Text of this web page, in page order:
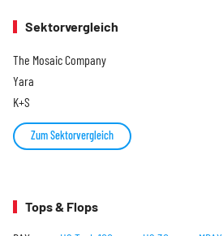
Sektorvergleich
The Mosaic Company
Yara
K+S
Zum Sektorvergleich
Tops & Flops